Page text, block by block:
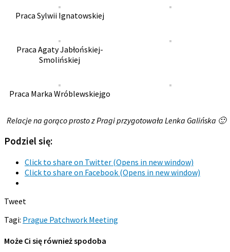
Praca Sylwii Ignatowskiej
Praca Agaty Jabłońskiej-
Smolińskiej
Praca Marka Wróblewskiejgo
Relacje na gorąco prosto z Pragi przygotowała Lenka Galińska 🙂
Podziel się:
Click to share on Twitter (Opens in new window)
Click to share on Facebook (Opens in new window)
Tweet
Tagi: Prague Patchwork Meeting
Może Ci się również spodoba